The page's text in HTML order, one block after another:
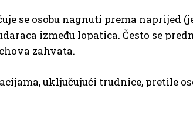
se osobu nagnuti prema naprijed
između lopatica. Često se
zahvata.
uključujući trudnice, pretile